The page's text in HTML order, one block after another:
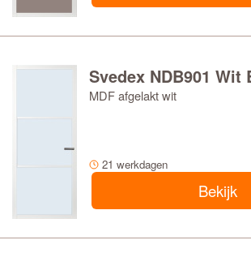
Svedex NDB901 Wit
MDF afgelakt wit
21 werkdagen
Bekijk